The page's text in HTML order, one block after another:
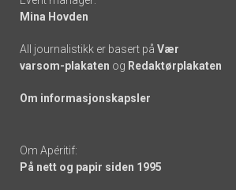
Mina Hovden
All journalistikk er basert på Vær
varsom-plakaten og Redaktørplakaten
Om informasjonskapsler
Om Apéritif:
På nett og papir siden 1995